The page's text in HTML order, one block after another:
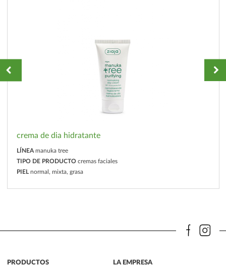
crema de dia hidratante
LÍNEA manuka tree
TIPO DE PRODUCTO cremas faciales
PIEL normal, mixta, grasa
PRODUCTOS LA EMPRESA